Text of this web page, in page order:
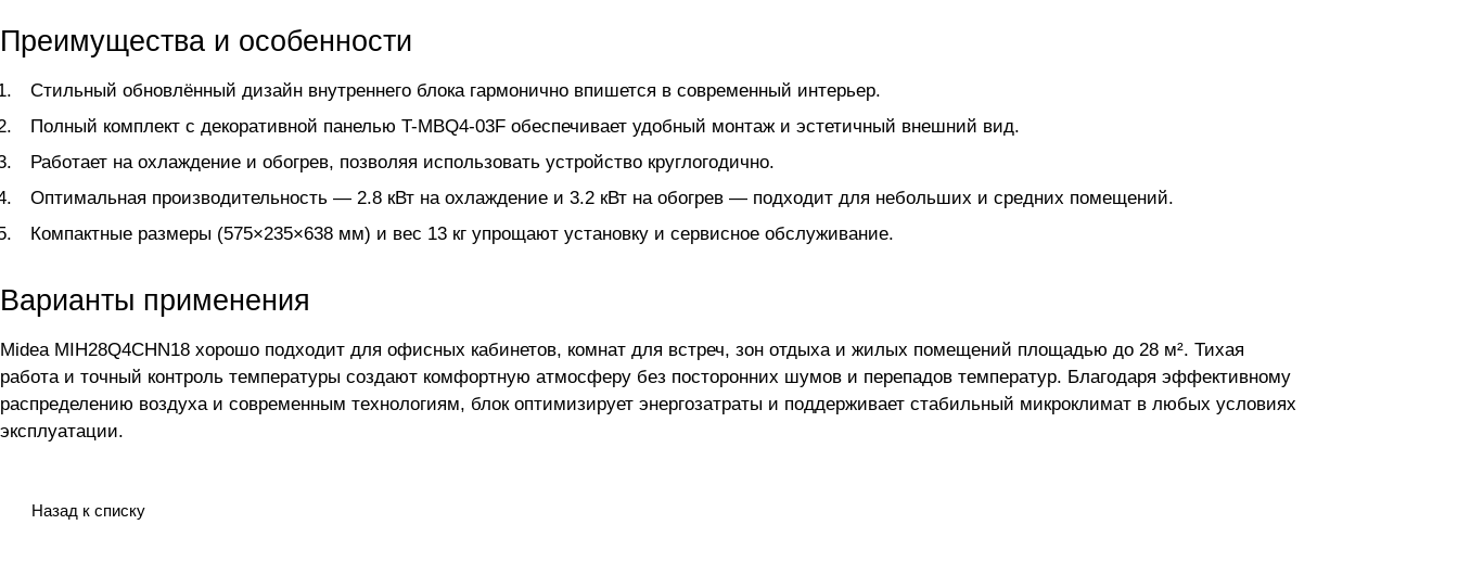
Преимущества и особенности
Стильный обновлённый дизайн внутреннего блока гармонично впишется в современный интерьер.
Полный комплект с декоративной панелью T-MBQ4-03F обеспечивает удобный монтаж и эстетичный внешний вид.
Работает на охлаждение и обогрев, позволяя использовать устройство круглогодично.
Оптимальная производительность — 2.8 кВт на охлаждение и 3.2 кВт на обогрев — подходит для небольших и средних помещений.
Компактные размеры (575×235×638 мм) и вес 13 кг упрощают установку и сервисное обслуживание.
Варианты применения
Midea MIH28Q4CHN18 хорошо подходит для офисных кабинетов, комнат для встреч, зон отдыха и жилых помещений площадью до 28 м². Тихая
работа и точный контроль температуры создают комфортную атмосферу без посторонних шумов и перепадов температур. Благодаря эффективному
распределению воздуха и современным технологиям, блок оптимизирует энергозатраты и поддерживает стабильный микроклимат в любых условиях
эксплуатации.
Назад к списку